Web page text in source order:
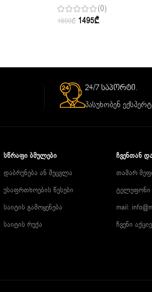
(0)
1600₾ 1495₾
24/7 საპორტი.
პასუხობენ
ᲡᲬᲠᲐᲤᲘ ᲑᲛᲣᲚᲔᲑᲘ
დაბრუნება ან შეცვლა
უსაფრთხოების წესები
საიტის გამოყენება
საიტის რუქა
ᲩᲕᲔᲜᲗᲐᲜ
თამარ
ტელეფონი
mail:
ჩვენი